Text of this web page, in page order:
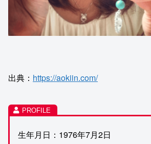
出典： https://aokiin.com/
生年月日：1976年7月2日